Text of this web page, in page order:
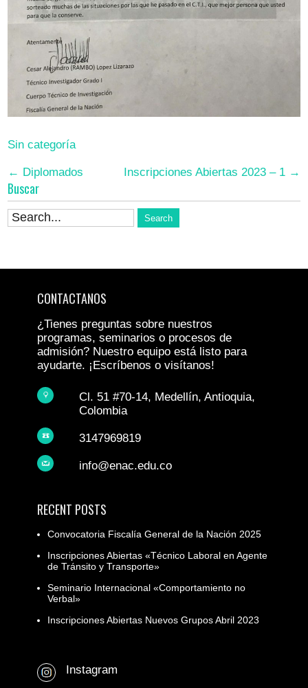
Sin categoría
Post
navigation
← Diplomados Inscripciones Abiertas 2023 – 1 →
Buscar
CONTACTANOS
¿Tienes preguntas sobre nuestros
programas, seminarios o procesos de
admisión? Nuestro equipo está listo para
ayudarte. ¡Escríbenos o visítanos!
Cl. 51 #70-14, Medellín, Antioquia,
Colombia
3147969819
info@enac.edu.co
RECENT POSTS
Convocatoria Fiscalía General de la Nación 2025
Inscripciones Abiertas «Técnico Laboral en Agente
de Tránsito y Transporte»
Seminario Internacional «Comportamiento no
Verbal»
Inscripciones Abiertas Nuevos Grupos Abril 2023
Instagram